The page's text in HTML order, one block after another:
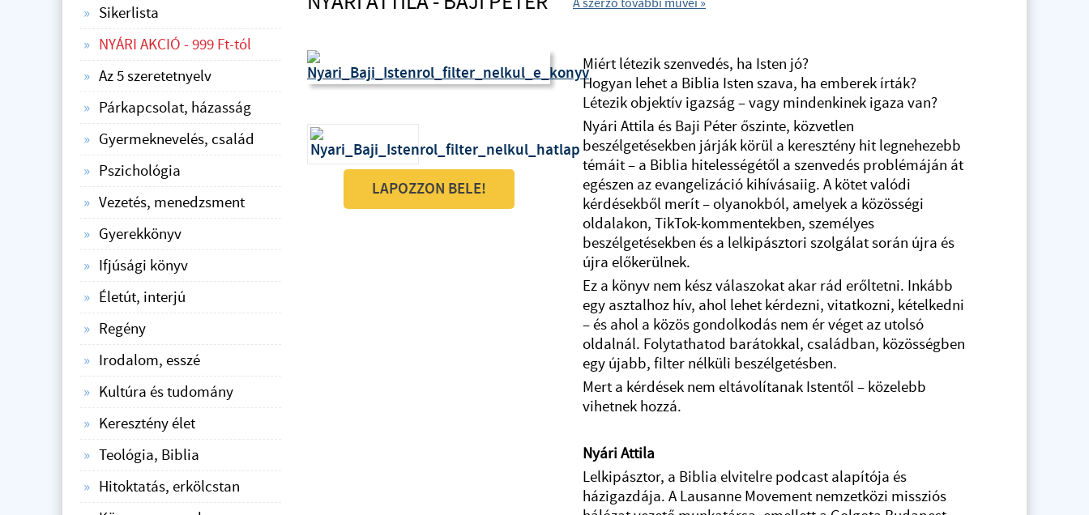
LAPOZZON BELE!
Miért létezik szenvedés, ha Isten jó?
Hogyan lehet a Biblia Isten szava, ha emberek írták?
Létezik objektív igazság – vagy mindenkinek igaza van?
Nyári Attila és Baji Péter őszinte, közvetlen
beszélgetésekben járják körül a keresztény hit legnehezebb
témáit – a Biblia hitelességétől a szenvedés problémáján át
egészen az evangelizáció kihívásaiig. A kötet valódi
kérdésekből merít – olyanokból, amelyek a közösségi
oldalakon, TikTok-kommentekben, személyes
beszélgetésekben és a lelkipásztori szolgálat során újra és
újra előkerülnek.
Ez a könyv nem kész válaszokat akar rád erőltetni. Inkább
egy asztalhoz hív, ahol lehet kérdezni, vitatkozni, kételkedni
– és ahol a közös gondolkodás nem ér véget az utolsó
oldalnál. Folytathatod barátokkal, családban, közösségben
egy újabb, filter nélküli beszélgetésben.
Mert a kérdések nem eltávolítanak Istentől – közelebb
vihetnek hozzá.
Nyári Attila
Lelkipásztor, a Biblia elvitelre podcast alapítója és
házigazdája. A Lausanne Movement nemzetközi missziós
Sikerlista
NYÁRI AKCIÓ - 999 Ft-tól
Az 5 szeretetnyelv
Párkapcsolat, házasság
Gyermeknevelés, család
Pszichológia
Vezetés, menedzsment
Gyerekkönyv
Ifjúsági könyv
Életút, interjú
Regény
Irodalom, esszé
Kultúra és tudomány
Keresztény élet
Teológia, Biblia
Hitoktatás, erkölcstan